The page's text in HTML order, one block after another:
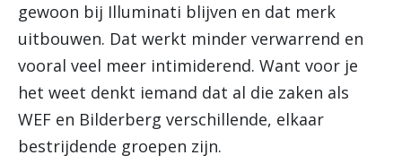
gewoon bij Illuminati blijven en dat merk
uitbouwen. Dat werkt minder verwarrend en
vooral veel meer intimiderend. Want voor je
het weet denkt iemand dat al die zaken als
WEF en Bilderberg verschillende, elkaar
bestrijdende groepen zijn.